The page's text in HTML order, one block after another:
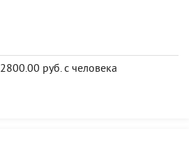
2800.00 руб. с человека